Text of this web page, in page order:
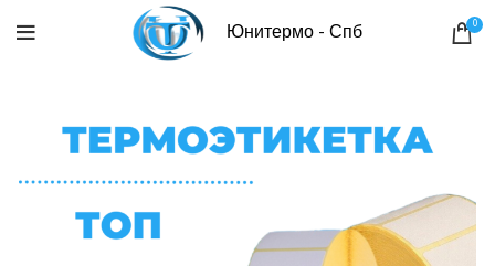
Юнитермо - Спб 0